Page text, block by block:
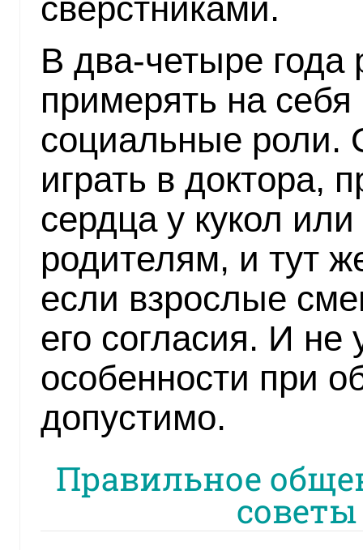
сверстниками.
В два-четыре года
примерять на
социальные роли.
играть в доктора,
сердца у кукол или
родителям, и тут
если взрослые
его согласия. И не
особенности при
допустимо.
Правильное